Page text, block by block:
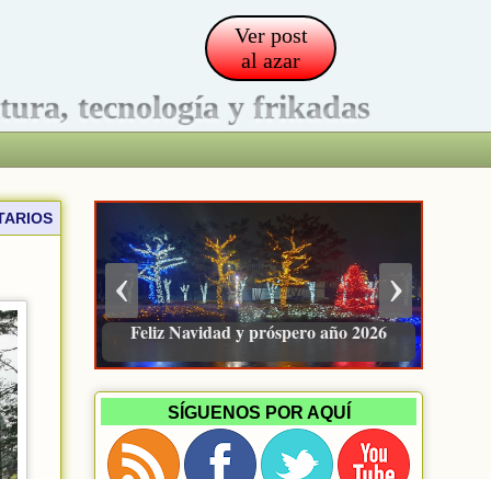
Ver post
al azar
tecnología y frikadas
Pacienzudo, newsletter sobre finanzas
e inversión
›
‹
SÍGUENOS POR AQUÍ